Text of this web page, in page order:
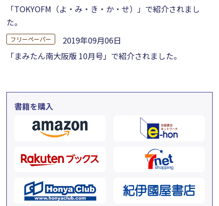
「TOKYOFM（よ・み・き・か・せ）」で紹介されまし
た。
フリーペーパー
2019年09月06日
「まみたん南大阪版 10月号」で紹介されました。
書籍を購入